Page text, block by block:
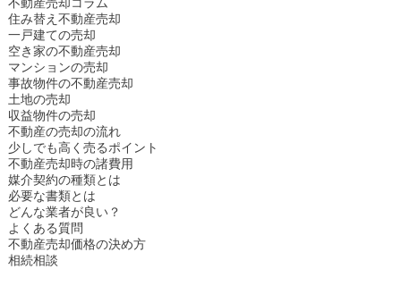
住み替え不動産売却
一戸建ての売却
空き家の不動産売却
マンションの売却
事故物件の不動産売却
土地の売却
収益物件の売却
不動産の売却の流れ
少しでも高く売るポイント
不動産売却時の諸費用
媒介契約の種類とは
必要な書類とは
どんな業者が良い？
よくある質問
不動産売却価格の決め方
相続相談